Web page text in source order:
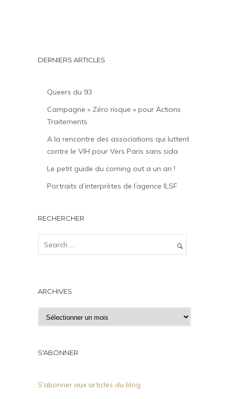
DERNIERS ARTICLES
Queers du 93
Campagne « Zéro risque » pour Actions
Traitements
A la rencontre des associations qui luttent
contre le VIH pour Vers Paris sans sida
Le petit guide du coming out a un an !
Portraits d’interprètes de l’agence ILSF
RECHERCHER
ARCHIVES
r
h
e
S'ABONNER
S'abonner aux articles du blog